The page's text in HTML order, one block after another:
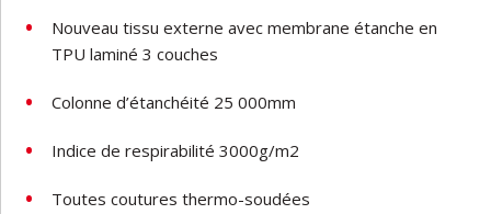
Nouveau tissu externe avec membrane étanche en
TPU laminé 3 couches
Colonne d’étanchéité 25 000mm
Indice de respirabilité 3000g/m2
Toutes coutures thermo-soudées